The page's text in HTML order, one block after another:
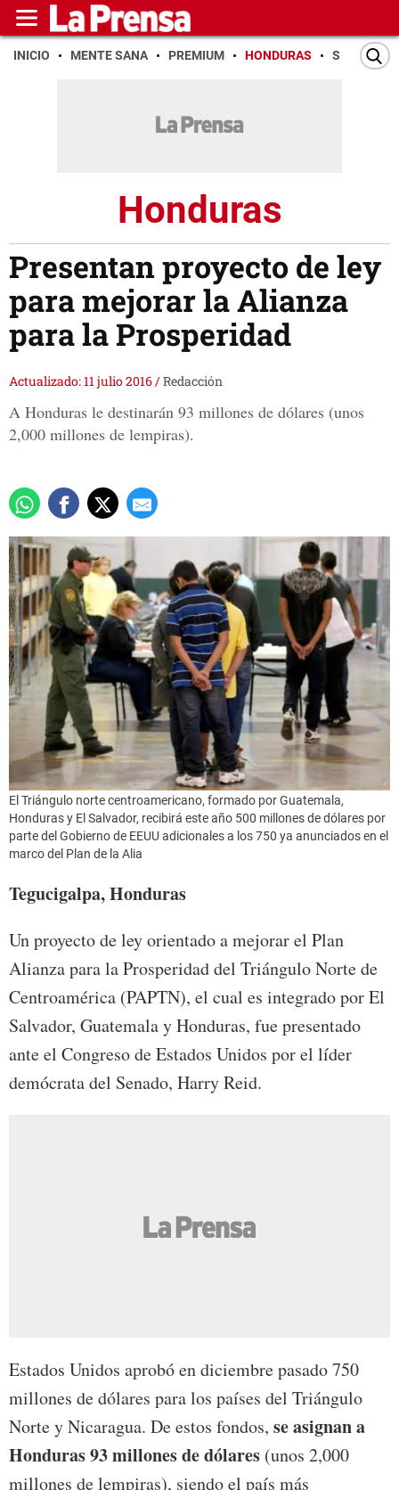
INICIO MENTE SANA PREMIUM HONDURAS SAN PEDRO
Honduras
Presentan proyecto de ley
para mejorar la Alianza
para la Prosperidad
Actualizado: 11 julio 2016/Redacción
A Honduras le destinarán 93 millones de dólares (unos
2,000 millones de lempiras).
El Triángulo norte centroamericano, formado por Guatemala,
Honduras y El Salvador, recibirá este año 500 millones de dólares por
parte del Gobierno de EEUU adicionales a los 750 ya anunciados en el
marco del Plan de la Alia
Tegucigalpa, Honduras
Un proyecto de ley orientado a mejorar el Plan
Alianza para la Prosperidad del Triángulo Norte de
Centroamérica (PAPTN), el cual es integrado por El
Salvador, Guatemala y Honduras, fue presentado
ante el Congreso de Estados Unidos por el líder
demócrata del Senado, Harry Reid.
Estados Unidos aprobó en diciembre pasado 750
millones de dólares para los países del Triángulo
Norte y Nicaragua. De estos fondos, se asignan a
Honduras 93 millones de dólares (unos 2,000
millones de lempiras), siendo el país más